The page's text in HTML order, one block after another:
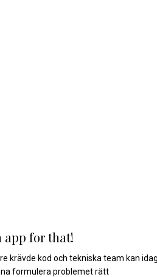
app for that!
krävde kod och tekniska team kan
formulera problemet rätt